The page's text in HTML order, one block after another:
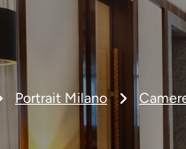
Portrait Milano